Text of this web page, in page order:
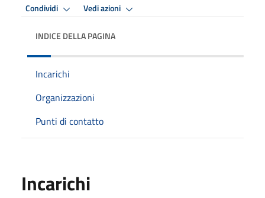
Condividi Vedi azioni
INDICE DELLA PAGINA
Incarichi
Organizzazioni
Punti di contatto
Incarichi